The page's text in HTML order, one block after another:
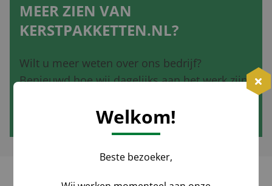
MEER ZIEN VAN
KERSTPAKKETTEN.NL?
Wilt u meer weten over ons bedrijf?
Benieuwd hoe wij dagelijks aan het werk zijn
video en neem een kijkje bij ons op kantoor!
Welkom!
Beste bezoeker,